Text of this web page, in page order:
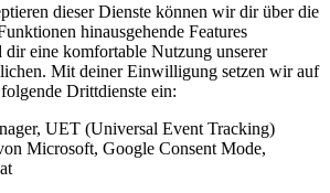
dieser Dienste können wir dir über die
hinausgehende Features
dir eine komfortable Nutzung unserer
Mit deiner Einwilligung setzen wir auf
Drittdienste ein:
UET (Universal Event Tracking)
Microsoft, Google Consent Mode,